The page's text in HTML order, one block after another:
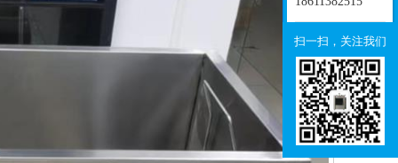
扫一扫，关注我们